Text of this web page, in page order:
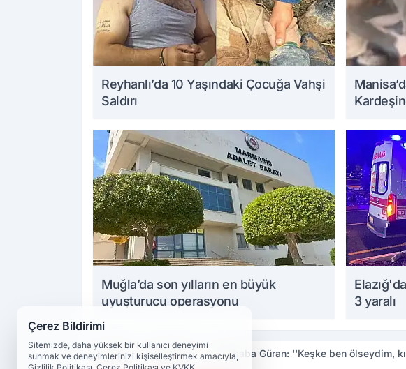
Reyhanlı’da 10 Yaşındaki Çocuğa Vahşi
Saldırı
Muğla’da son yılların en büyük
uyuşturucu operasyonu
3 yaralı
Haberler Diyarbakır Acılı baba Güran: ''Keşke ben ölseydim,
Çerez Bildirimi
Sitemizde, daha yüksek bir kullanıcı deneyimi
sunmak ve deneyimlerinizi kişiselleştirmek amacıyla,